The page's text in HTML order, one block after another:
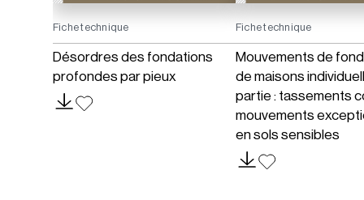
Fiche technique
Désordres des fondations
profondes par pieux
Fiche technique
Mouvements de
de maisons
partie : tassements
mouvements
en sols sensibles